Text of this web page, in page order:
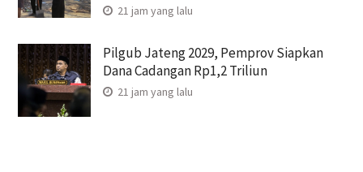
21 jam yang lalu
Pilgub Jateng 2029, Pemprov Siapkan
Dana Cadangan Rp1,2 Triliun
21 jam yang lalu